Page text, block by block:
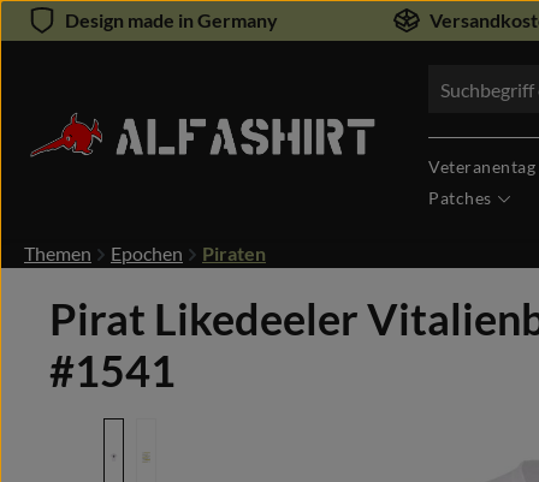
Hauptinhalt springen
Zur Suche springen
Design made in Germany
Patches
Themen Epochen Piraten
Pirat Likedeeler
#1541